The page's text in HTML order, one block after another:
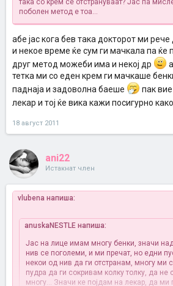
така со крем се отстрануваат? Јас па
поболен метод е тоа...
абе јас кога бев така докторот ми
и некое време ќе сум ги мачкала па ќе
друг метод можеби има и некој др
тетка ми со еден крем ги мачкаше
паднаја и задоволна баеше
пак
лекар и тој ќе вика кажи посигурно
18 август 2011
ani22
Истакнат член
vlubena напиша:
anuskaNESTLE напиша:
Jас на лице имам многу бенки, значи
нив се поголеми, и ми пречат, но едни
некои од нив да ги отстранам, многу ми
пудра да ги сокривам колку толку, да не
многу... Значи ке појдам на лекар, да ми